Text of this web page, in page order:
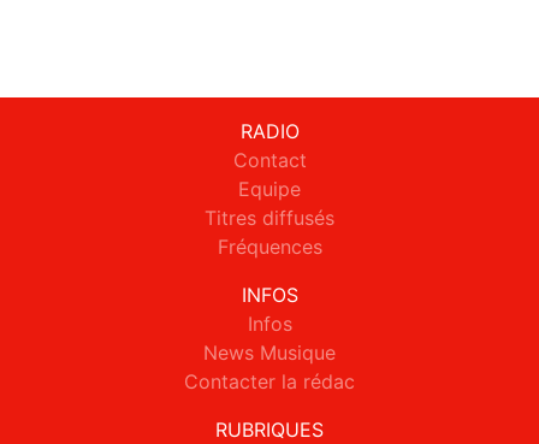
RADIO
Contact
Equipe
Titres diffusés
Fréquences
INFOS
Infos
News Musique
Contacter la rédac
RUBRIQUES